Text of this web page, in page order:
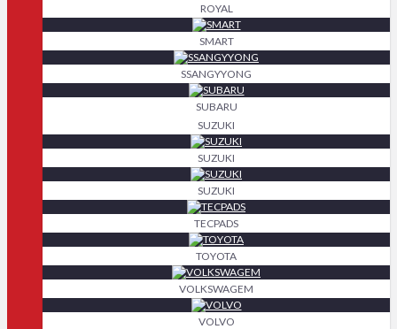
ROYAL
SMART
SSANGYYONG
SUBARU
SUZUKI
SUZUKI
SUZUKI
TECPADS
TOYOTA
VOLKSWAGEM
VOLVO